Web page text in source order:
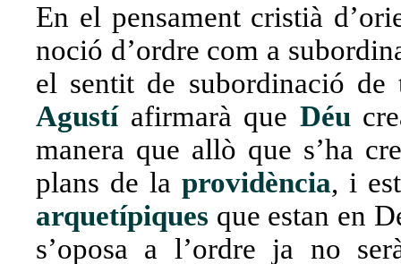
En el pensament cristià
noció d’ordre com a
el sentit de subordinació
Agustíafirmarà que Déu
manera que allò que s’ha
plans de la providència, i
arquetípiques que estan en
s’oposa a l’ordre ja no